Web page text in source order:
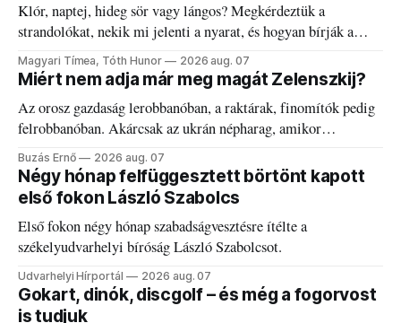
Klór, naptej, hideg sör vagy lángos? Megkérdeztük a
strandolókat, nekik mi jelenti a nyarat, és hogyan bírják a
kánikulát.
Magyari Tímea, Tóth Hunor 2026 aug. 07
Miért nem adja már meg magát Zelenszkij?
Az orosz gazdaság lerobbanóban, a raktárak, finomítók pedig
felrobbanóban. Akárcsak az ukrán népharag, amikor
elégedetlen vezetőivel.
Buzás Ernő 2026 aug. 07
Négy hónap felfüggesztett börtönt kapott
első fokon László Szabolcs
Első fokon négy hónap szabadságvesztésre ítélte a
székelyudvarhelyi bíróság László Szabolcsot.
Udvarhelyi Hírportál 2026 aug. 07
Gokart, dinók, discgolf – és még a fogorvost
is tudjuk